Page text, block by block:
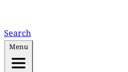
Search
Menu